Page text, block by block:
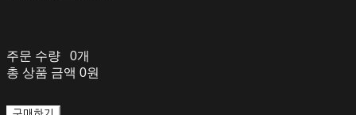
주문 수량
0개
총 상품 금액 0원